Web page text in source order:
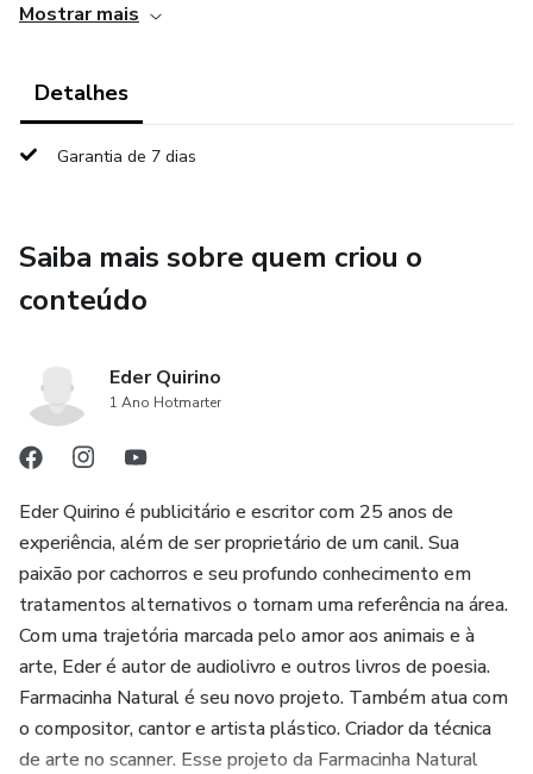
segurança e carinho. Seu doguinho merece o melhor – e a
Presenteie quem você ama com saúde e longevidade. 🐾
(Livro perfeito para tutores que buscam alternativas
páginas. Este produto é feito sob demandas - será
produzido especialmente para você após a compra. Por
contribuindo para uma produção mais sustentável e
alinhada com boas práticas de ESG.
Mostrar mais
Detalhes
Garantia de 7 dias
Saiba mais sobre quem criou o
conteúdo
Eder Quirino
1 Ano Hotmarter
Eder Quirino é publicitário e escritor com 25 anos de
experiência, além de ser proprietário de um canil. Sua
paixão por cachorros e seu profundo conhecimento em
tratamentos alternativos o tornam uma referência na área.
Com uma trajetória marcada pelo amor aos animais e à
arte, Eder é autor de audiolivro e outros livros de poesia.
Farmacinha Natural é seu novo projeto. Também atua com
o compositor, cantor e artista plástico. Criador da técnica
de arte no scanner. Esse projeto da Farmacinha Natural